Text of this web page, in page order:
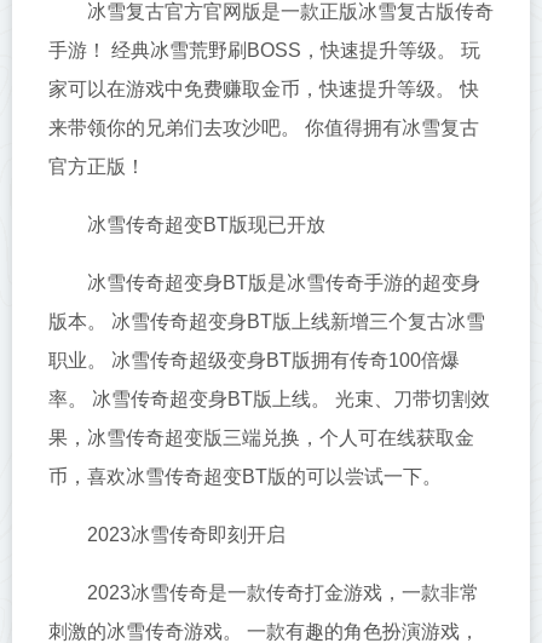
冰雪复古官方官网版是一款正版冰雪复古版传奇
手游！ 经典冰雪荒野刷BOSS，快速提升等级。 玩
家可以在游戏中免费赚取金币，快速提升等级。 快
来带领你的兄弟们去攻沙吧。 你值得拥有冰雪复古
官方正版！
冰雪传奇超变BT版现已开放
冰雪传奇超变身BT版是冰雪传奇手游的超变身
版本。 冰雪传奇超变身BT版上线新增三个复古冰雪
职业。 冰雪传奇超级变身BT版拥有传奇100倍爆
率。 冰雪传奇超变身BT版上线。 光束、刀带切割效
果，冰雪传奇超变版三端兑换，个人可在线获取金
币，喜欢冰雪传奇超变BT版的可以尝试一下。
2023冰雪传奇即刻开启
2023冰雪传奇是一款传奇打金游戏，一款非常
刺激的冰雪传奇游戏。 一款有趣的角色扮演游戏，